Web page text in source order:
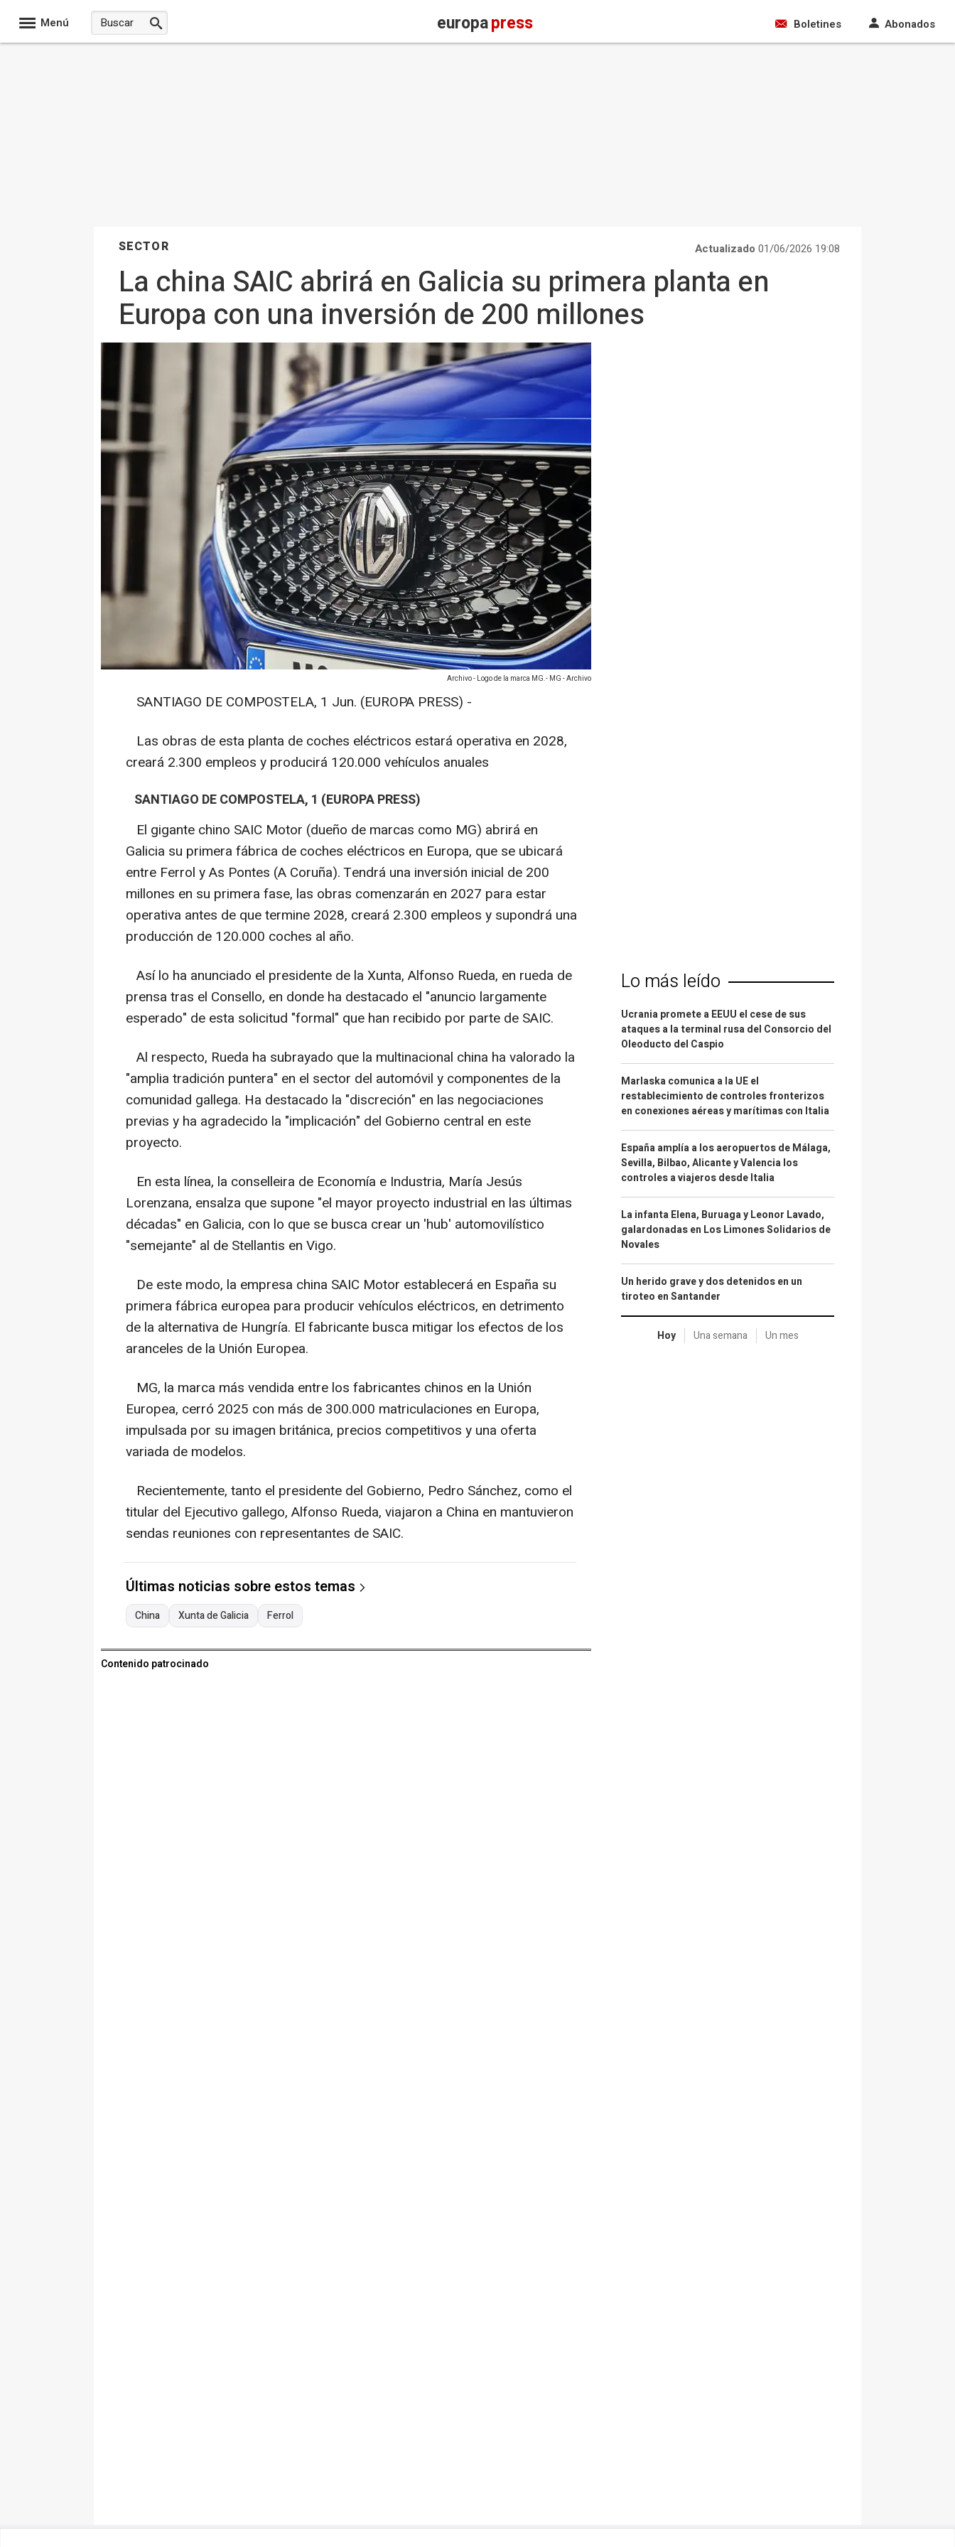
Menú europapress Boletines Abonados
SECTOR Actualizado 01/06/2026 19:08
La china SAIC abrirá en Galicia su primera planta en
Europa con una inversión de 200 millones
Archivo - Logo de la marca MG.- MG - Archivo
SANTIAGO DE COMPOSTELA, 1 Jun. (EUROPA PRESS) -
Las obras de esta planta de coches eléctricos estará operativa en 2028,
creará 2.300 empleos y producirá 120.000 vehículos anuales
SANTIAGO DE COMPOSTELA, 1 (EUROPA PRESS)
El gigante chino SAIC Motor (dueño de marcas como MG) abrirá en
Galicia su primera fábrica de coches eléctricos en Europa, que se ubicará
entre Ferrol y As Pontes (A Coruña). Tendrá una inversión inicial de 200
millones en su primera fase, las obras comenzarán en 2027 para estar
operativa antes de que termine 2028, creará 2.300 empleos y supondrá una
producción de 120.000 coches al año.
Así lo ha anunciado el presidente de la Xunta, Alfonso Rueda, en rueda de
prensa tras el Consello, en donde ha destacado el "anuncio largamente
esperado" de esta solicitud "formal" que han recibido por parte de SAIC.
Al respecto, Rueda ha subrayado que la multinacional china ha valorado la
"amplia tradición puntera" en el sector del automóvil y componentes de la
comunidad gallega. Ha destacado la "discreción" en las negociaciones
previas y ha agradecido la "implicación" del Gobierno central en este
proyecto.
En esta línea, la conselleira de Economía e Industria, María Jesús
Lorenzana, ensalza que supone "el mayor proyecto industrial en las últimas
décadas" en Galicia, con lo que se busca crear un 'hub' automovilístico
"semejante" al de Stellantis en Vigo.
De este modo, la empresa china SAIC Motor establecerá en España su
primera fábrica europea para producir vehículos eléctricos, en detrimento
de la alternativa de Hungría. El fabricante busca mitigar los efectos de los
aranceles de la Unión Europea.
MG, la marca más vendida entre los fabricantes chinos en la Unión
Europea, cerró 2025 con más de 300.000 matriculaciones en Europa,
impulsada por su imagen británica, precios competitivos y una oferta
variada de modelos.
Recientemente, tanto el presidente del Gobierno, Pedro Sánchez, como el
titular del Ejecutivo gallego, Alfonso Rueda, viajaron a China en mantuvieron
sendas reuniones con representantes de SAIC.
Últimas noticias sobre estos temas
China Xunta de Galicia Ferrol
Contenido patrocinado
Lo más leído
Ucrania promete a EEUU el cese de sus
ataques a la terminal rusa del Consorcio del
Oleoducto del Caspio
Marlaska comunica a la UE el
restablecimiento de controles fronterizos
en conexiones aéreas y marítimas con Italia
España amplía a los aeropuertos de Málaga,
Sevilla, Bilbao, Alicante y Valencia los
controles a viajeros desde Italia
La infanta Elena, Buruaga y Leonor Lavado,
galardonadas en Los Limones Solidarios de
Novales
Un herido grave y dos detenidos en un
tiroteo en Santander
Hoy Una semana Un mes